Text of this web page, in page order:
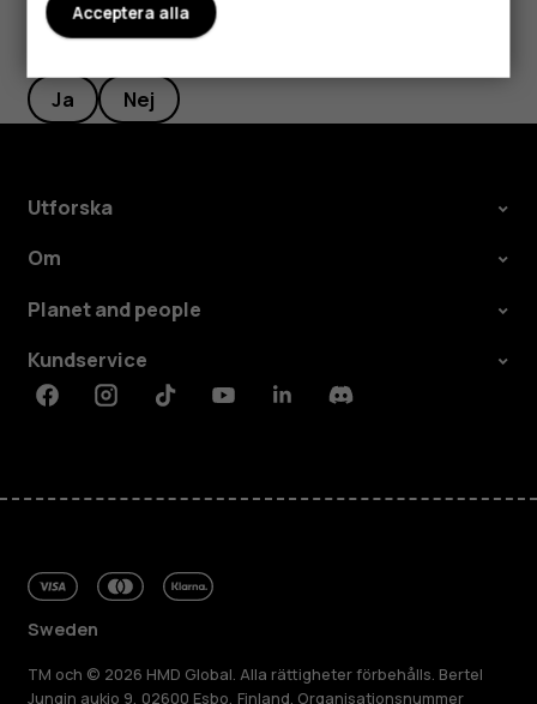
Var detta till hjälp?
Ja Nej
Utforska
Om
Planet and people
Kundservice
FacebookInstagramTiktokYoutubeLinkedinDiscord
Sweden
TM och © 2026 HMD Global. Alla rättigheter förbehålls. Bertel
Jungin aukio 9, 02600 Esbo, Finland. Organisationsnummer
Acceptera alla